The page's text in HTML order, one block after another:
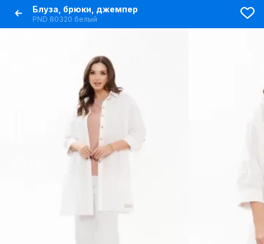
Блуза, брюки, джемпер
PND 80320 белый